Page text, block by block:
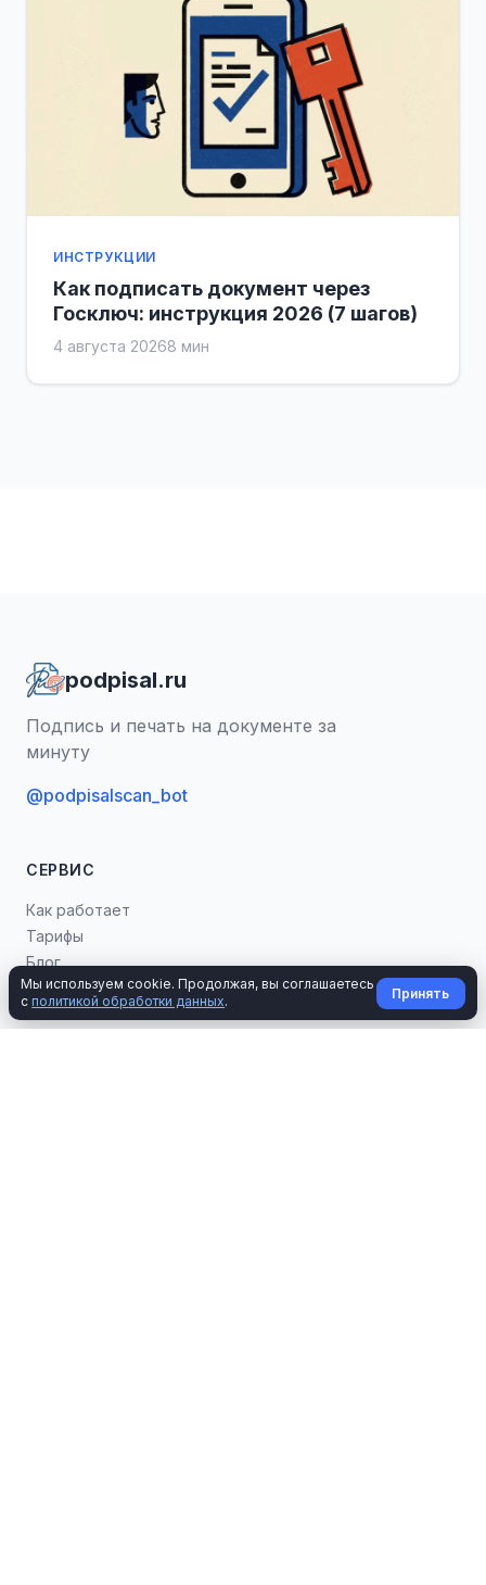
ИНСТРУКЦИИ
Как подписать документ через
Госключ: инструкция 2026 (7 шагов)
4 августа 20268 мин
podpisal.ru
Подпись и печать на документе за
минуту
@podpisalscan_bot
СЕРВИС
Как работает
Тарифы
Блог
Попробовать
Мы используем cookie. Продолжая, вы соглашаетесь
сполитикой обработки данных. Принять